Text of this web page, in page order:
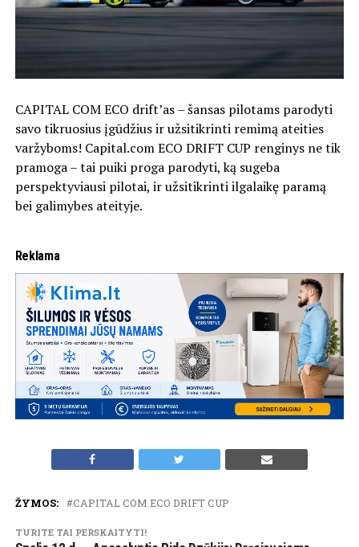
CAPITAL COM ECO drift’as – šansas pilotams parodyti
savo tikruosius įgūdžius ir užsitikrinti remimą ateities
varžyboms! Capital.com ECO DRIFT CUP renginys ne tik
pramoga – tai puiki proga parodyti, ką sugeba
perspektyviausi pilotai, ir užsitikrinti ilgalaikę paramą
bei galimybes ateityje.
Reklama
ŽYMOS: CAPITAL COM ECO DRIFT CUP
TURITE TAI PERSKAITYTI!